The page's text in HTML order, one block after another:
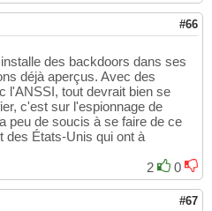
#66
des backdoors dans ses
déjà aperçus. Avec des
l'ANSSI, tout devrait bien se
c'est sur l'espionnage de
peu de soucis à se faire de ce
des États-Unis qui ont à
2
0
#67